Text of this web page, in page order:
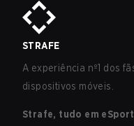
STRAFE
A experiência nº1 dos
dispositivos móveis.
Strafe, tudo em